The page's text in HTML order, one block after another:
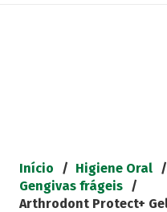
Início / Higiene Oral /
Gengivas frágeis /
Arthrodont Protect+